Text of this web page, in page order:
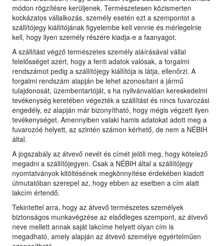
módon rögzítésre kerüljenek. Természetesen közismerten
kockázatos vállalkozás, személy esetén ezt a szempontot a
szállítójegy kiállítójának figyelembe kell vennie és mérlegelnie
kell, hogy ilyen személy részére kiadja-e a faanyagot.
A szállítást végző természetes személy aláírásával vállal
felelősséget azért, hogy a fenti adatok valósak, a forgalmi
rendszámot pedig a szállítójegy kiállítója is látja, ellenőrzi. A
forgalmi rendszám alapján be lehet azonosítani a jármű
tulajdonosát, üzembentartóját, s ha nyilvánvalóan kereskedelmi
tevékenység keretében végezték a szállítást és nincs fuvarozási
engedély, ez alapján már bizonyítható, hogy mégis végzett ilyen
tevékenységet. Amennyiben valaki hamis adatokat adott meg a
fuvarozóé helyett, az szintén számon kérhető, de nem a NÉBIH
által.
A jogszabály az átvevő nevét és címét jelöli meg, hogy kötelező
megadni a szállítójegyen. Csak a NÉBIH által a szállítójegy
nyomtatványok kitöltésének megkönnyítése érdekében kiadott
útmutatóban szerepel az, hogy ebben az esetben a cím alatt
lakcím értendő.
Tekintettel arra, hogy az átvevő természetes személyek
biztonságos munkavégzése az elsődleges szempont, az átvevő
neve mellett annak saját lakcíme helyett olyan cím is
megadható, amely alapján az átvevő személye egyértelműen